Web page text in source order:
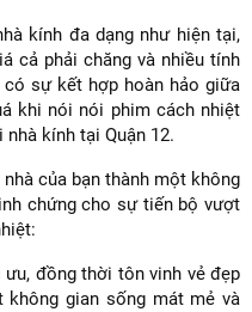
kính đa dạng như hiện tại,
cả phải chăng và nhiều tính
có sự kết hợp hoàn hảo giữa
khi nói nói phim cách nhiệt
kính tại Quận 12.
của bạn thành một không
chứng cho sự tiến bộ vượt
đồng thời tôn vinh vẻ đẹp
không gian sống mát mẻ và